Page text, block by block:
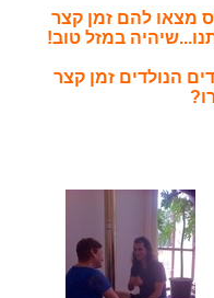
מצאו להם זמן קצר
במזל טוב!
הנולדים זמן קצר